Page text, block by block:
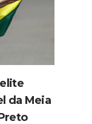
da Meia